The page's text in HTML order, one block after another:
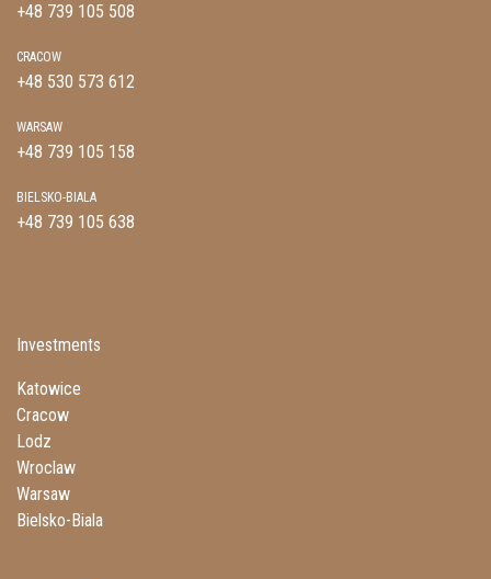
+48 739 105 508
CRACOW
+48 530 573 612
WARSAW
+48 739 105 158
BIELSKO-BIALA
+48 739 105 638
Investments
Katowice
Cracow
Lodz
Wroclaw
Warsaw
Bielsko-Biala